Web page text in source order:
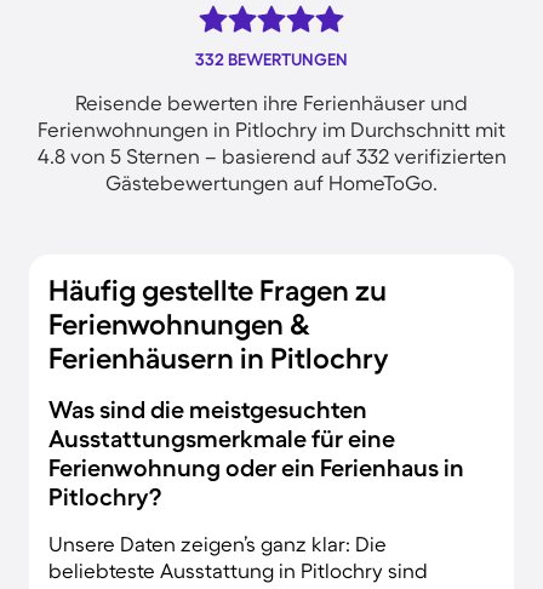
332 BEWERTUNGEN
Reisende bewerten ihre Ferienhäuser und
Ferienwohnungen in Pitlochry im Durchschnitt mit
4.8 von 5 Sternen – basierend auf 332 verifizierten
Gästebewertungen auf HomeToGo.
Häufig gestellte Fragen zu
Ferienwohnungen &
Ferienhäusern in Pitlochry
Was sind die meistgesuchten
Ausstattungsmerkmale für eine
Ferienwohnung oder ein Ferienhaus in
Pitlochry?
Unsere Daten zeigen’s ganz klar: Die
beliebteste Ausstattung in Pitlochry sind